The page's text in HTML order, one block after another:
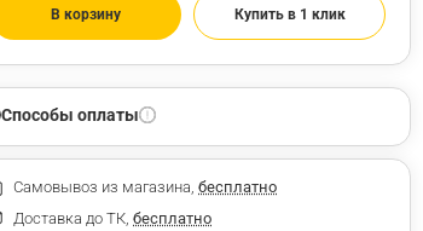
В корзину Купить в 1 клик
Способы оплаты
Самовывоз из магазина, бесплатно
Доставка до ТК, бесплатно